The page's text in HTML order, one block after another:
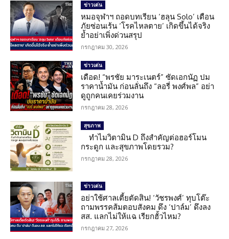
ข่าวเด่น
หมอจุฬาฯ ถอดบทเรียน ‘ฮลุน Solo’ เตือน
ภัยซ่อนเร้น ‘โรคไหลตาย’ เกิดขึ้นได้จริง
ย้ำอย่าเพิ่งด่วนสรุป
กรกฎาคม 30, 2026
ข่าวเด่น
เดือด! “พรชัย มาระเนตร์” ซัดเอกนัฏ ปม
ราคาน้ำมัน ก่อนลั่นถึง “ลอรี่ พงศ์พล” อย่า
ดูถูกคนเคยร่วมงาน
กรกฎาคม 28, 2026
สุขภาพ
ทำไมวิตามิน D ถึงสำคัญต่อฮอร์โมน
กระดูก และสุขภาพโดยรวม?
กรกฎาคม 28, 2026
ข่าวเด่น
อย่าใช้ศาลเตี้ยตัดสิน! ‘วัชรพงศ์’ ทุบโต๊ะ
ถามพรรคส้มตอบสังคม ดึง ‘ปาล์ม’ ดึงลง
สส. แลกไม่ให้แฉ เรียกฮั้วไหม?
กรกฎาคม 27, 2026